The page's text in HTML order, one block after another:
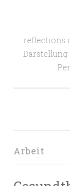
reflections
Darstellung
Arbeit